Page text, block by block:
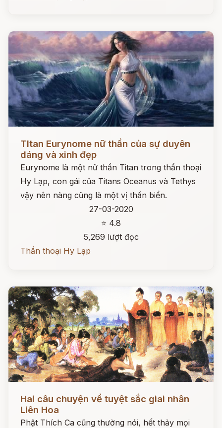
TItan Eurynome nữ thần của sự duyên
dáng và xinh đẹp
Eurynome là một nữ thần Titan trong thần thoại
Hy Lạp, con gái của Titans Oceanus và Tethys
vậy nên nàng cũng là một vị thần biển.
27-03-2020
⭐ 4.8
5,269 lượt đọc
Thần thoại Hy Lạp
Hai câu chuyện về tuyệt sắc giai nhân
Liên Hoa
Phật Thích Ca cũng thường nói, hết thảy mọi